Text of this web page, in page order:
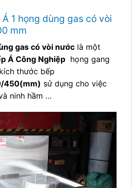
1 họng dùng gas có vòi
mm
gas có vòi nước là một
Á Công Nghiệp họng gang
thước bếp
sử dụng cho việc
ninh hầm …